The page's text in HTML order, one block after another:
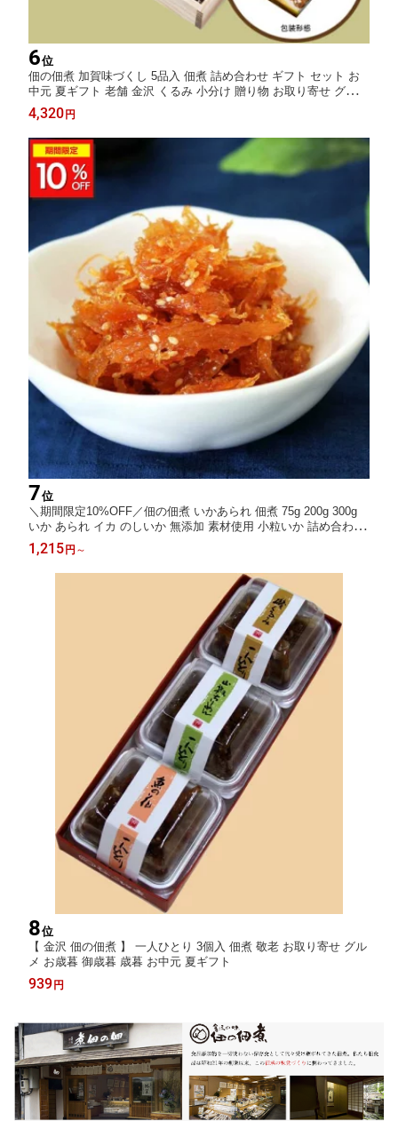
6位
佃の佃煮 加賀味づくし 5品入 佃煮 詰め合わせ ギフト セット お
中元 夏ギフト 老舗 金沢 くるみ 小分け 贈り物 お取り寄せ グルメ
惣菜セット ご飯のお供 人気 御歳暮 歳暮 冬ギフト プレゼント 佃
煮セット 金沢名物 魚の花 磯くるみ 極上若さぎ
4,320 円
7位
＼期間限定10%OFF／佃の佃煮 いかあられ 佃煮 75g 200g 300g
いか あられ イカ のしいか 無添加 素材使用 小粒いか 詰め合わせ
ギフト 贈り物 プレゼント お取り寄せ グルメ 内祝い 誕生日 食べ
比べ お節 お節料理 おせち料理 おせち お中元 夏ギフト
1,215 円 ～
8位
【 金沢 佃の佃煮 】 一人ひとり 3個入 佃煮 敬老 お取り寄せ グル
メ お歳暮 御歳暮 歳暮 お中元 夏ギフト
939 円